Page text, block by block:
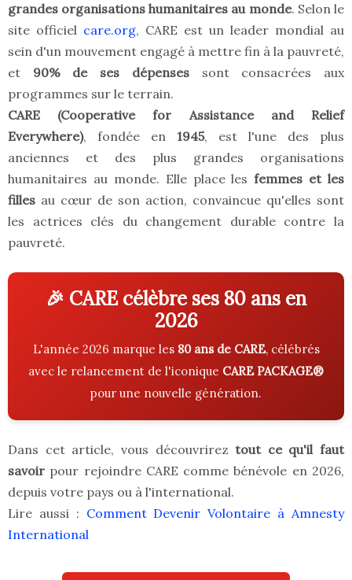
grandes organisations humanitaires au monde. Selon le
site officiel care.org, CARE est un leader mondial au
sein d'un mouvement engagé à mettre fin à la pauvreté,
et 90% de ses dépensessont consacrées aux
programmes sur le terrain.
CARE (Cooperative for Assistance and Relief
Everywhere), fondée en 1945, est l'une des plus
anciennes et des plus grandes organisations
humanitaires au monde. Elle place lesfemmes et les
filles au cœur de son action, convaincue qu'elles sont
les actrices clés du changement durable contre la
pauvreté.
🎉 CARE célèbre ses 80 ans en
2026
L'année 2026 marque les 80 ans de CARE, célébrés
avec le relancement de l'iconique CARE PACKAGE®
pour une nouvelle génération.
Dans cet article, vous découvrireztout ce qu'il faut
savoir pour rejoindre CARE comme bénévole en 2026,
depuis votre pays ou à l'international.
Lire aussi : Comment Devenir Volontaire à Amnesty
International